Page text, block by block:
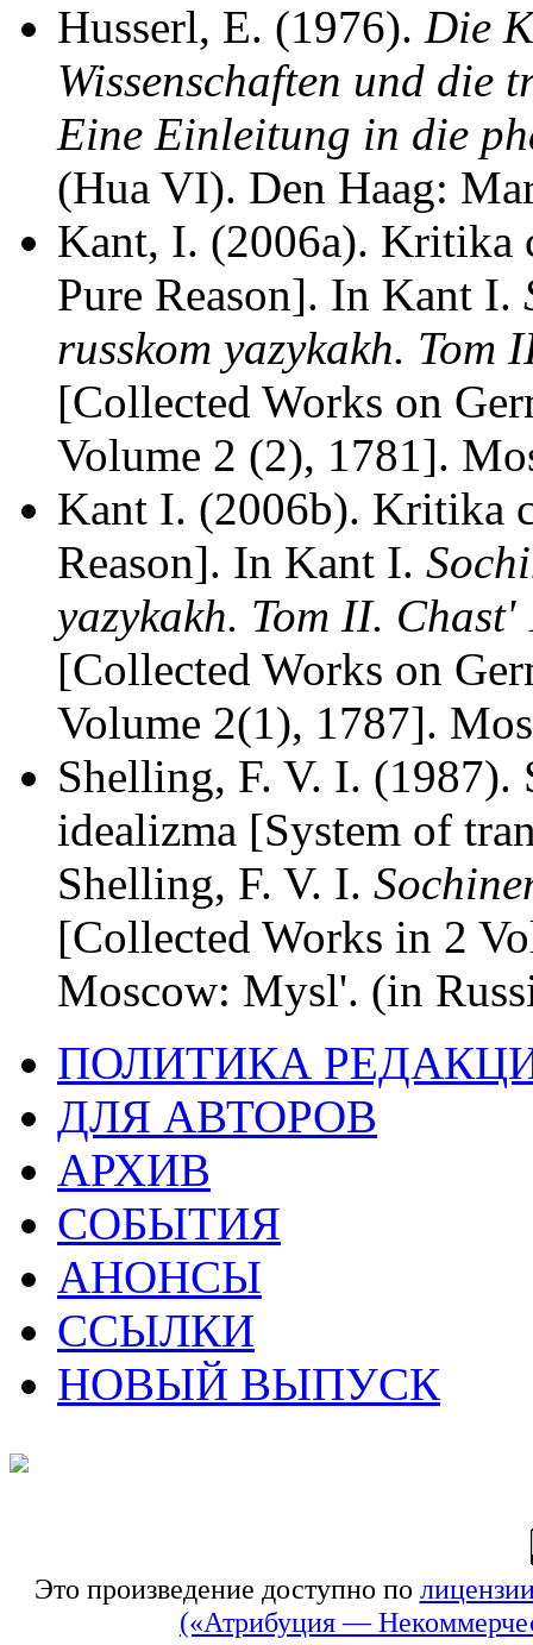
Husserl, E. (1976). Die
Wissenschaften und die
Eine Einleitung in die
(Hua VI). Den Haag:
Kant, I. (2006a). Kritika
Pure Reason]. In Kant I.
russkom yazykakh. Tom
[Collected Works on
Volume 2 (2), 1781].
Kant I. (2006b). Kritika
Reason]. In Kant I.
yazykakh. Tom II.
[Collected Works on
Volume 2(1), 1787].
Shelling, F. V. I. (1987).
idealizma [System of
Shelling, F. V. I.
[Collected Works in 2
Moscow: Mysl'. (in
ПОЛИТИКА
ДЛЯ АВТОРОВ
АРХИВ
СОБЫТИЯ
АНОНСЫ
ССЫЛКИ
НОВЫЙ ВЫПУСК
Это произведение доступно по
(«Атрибуция —